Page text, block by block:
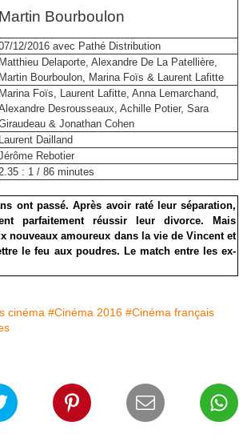
Martin Bourboulon
12/2016 avec Pathé Distribution
Matthieu Delaporte, Alexandre De La Patellière,
Martin Bourboulon, Marina Foïs & Laurent Lafitte
Marina Foïs, Laurent Lafitte, Anna Lemarchand,
Desrousseaux, Achille Potier, Sara
& Jonathan Cohen
Laurent Dailland
Rebotier
: 1 / 86 minutes
ont passé. Après avoir raté leur séparation,
parfaitement réussir leur divorce. Mais
nouveaux amoureux dans la vie de Vincent et
le feu aux poudres. Le match entre les ex-
cinéma #Cinéma 2016 #Cinéma français